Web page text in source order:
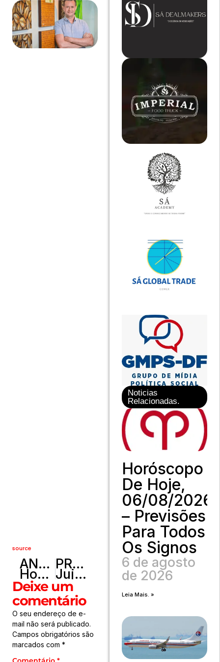
source
ANTERIOR
Hospital Estadual de Formosa conquista selo ONA 2 e se consolida como referência em Goiás
PRÓXIMO
Juju do Pix relata complicação após cirurgia para retirar óleo mineral do rosto
Deixe um
comentário
O seu endereço de e-
mail não será publicado.
Campos obrigatórios são
marcados com *
Noticias
Relacionadas.
Horóscopo
De Hoje,
06/08/2026
– Previsões
Para Todos
Os Signos
6 de agosto
de 2026
Leia Mais. »